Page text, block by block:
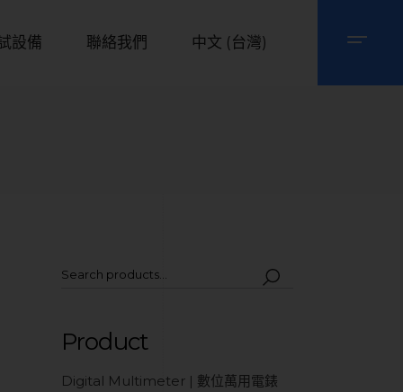
設備 聯絡我們 中文 (台灣)
Product
Digital Multimeter | 數位萬用電錶